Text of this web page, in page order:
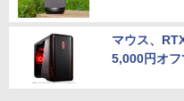
マウス、
5,000円オフ